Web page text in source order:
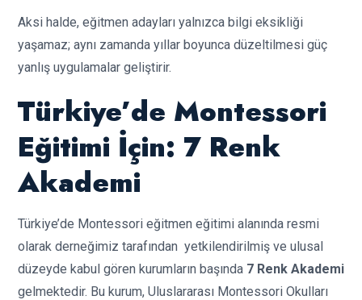
Aksi halde, eğitmen adayları yalnızca bilgi eksikliği
yaşamaz; aynı zamanda yıllar boyunca düzeltilmesi güç
yanlış uygulamalar geliştirir.
Türkiye’de Montessori
Eğitimi İçin: 7 Renk
Akademi
Türkiye’de Montessori eğitmen eğitimi alanında resmi
olarak derneğimiz tarafından yetkilendirilmiş ve ulusal
düzeyde kabul gören kurumların başında 7 Renk Akademi
gelmektedir. Bu kurum, Uluslararası Montessori Okulları